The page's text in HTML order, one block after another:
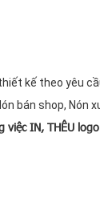
kế theo yêu cầu.
bán shop, Nón
IN, THÊU logo